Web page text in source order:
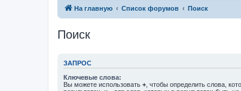
На главную Список форумов Поиск
Поиск
ЗАПРОС
Ключевые слова:
Вы можете использовать + , чтобы определить слова,